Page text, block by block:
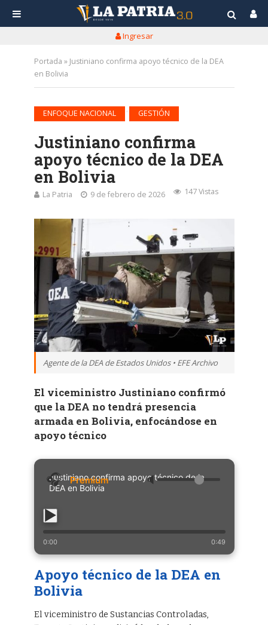
Ingresar
Portada » Justiniano confirma apoyo técnico de la DEA
en Bolivia
ENFOQUE NACIONAL GESTIÓN
Justiniano confirma
apoyo técnico de la DEA
en Bolivia
La Patria 9 de febrero de 2026 147 Vistas
Agente de la DEA de Estados Unidos • EFE Archivo
El viceministro Justiniano confirmó
que la DEA no tendrá presencia
armada en Bolivia, enfocándose en
apoyo técnico
Justiniano confirma apoyo técnico de la
DEA en Bolivia
🔈
0:00 0:49
Apoyo técnico de la DEA en
Bolivia
El viceministro de Sustancias Controladas,